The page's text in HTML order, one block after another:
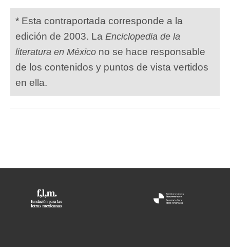
* Esta contraportada corresponde a la
edición de 2003. La Enciclopedia de la
literatura en México no se hace responsable
de los contenidos y puntos de vista vertidos
en ella.